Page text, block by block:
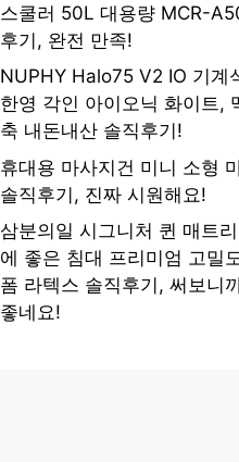
스쿨러 50L 대용량 MCR-
후기, 완전 만족!
NUPHY Halo75 V2 IO 기계
한영 각인 아이오닉 화이트,
축 내돈내산 솔직후기!
휴대용 마사지건 미니 소형
솔직후기, 진짜 시원해요!
삼분의일 시그니처 퀸 매트
에 좋은 침대 프리미엄 고밀
폼 라텍스 솔직후기, 써보니
좋네요!